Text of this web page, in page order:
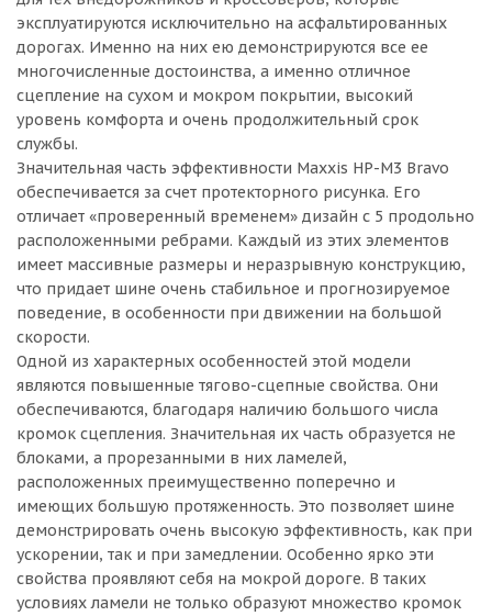
эксплуатируются исключительно на асфальтированных
дорогах. Именно на них ею демонстрируются все ее
многочисленные достоинства, а именно отличное
сцепление на сухом и мокром покрытии, высокий
уровень комфорта и очень продолжительный срок
службы.
Значительная часть эффективности Maxxis HP-M3 Bravo
обеспечивается за счет протекторного рисунка. Его
отличает «проверенный временем» дизайн с 5 продольно
расположенными ребрами. Каждый из этих элементов
имеет массивные размеры и неразрывную конструкцию,
что придает шине очень стабильное и прогнозируемое
поведение, в особенности при движении на большой
скорости.
Одной из характерных особенностей этой модели
являются повышенные тягово-сцепные свойства. Они
обеспечиваются, благодаря наличию большого числа
кромок сцепления. Значительная их часть образуется не
блоками, а прорезанными в них ламелей,
расположенных преимущественно поперечно и
имеющих большую протяженность. Это позволяет шине
демонстрировать очень высокую эффективность, как при
ускорении, так и при замедлении. Особенно ярко эти
свойства проявляют себя на мокрой дороге. В таких
условиях ламели не только образуют множество кромок